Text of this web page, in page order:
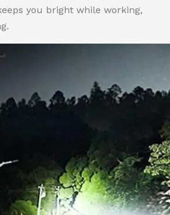
you bright while working,